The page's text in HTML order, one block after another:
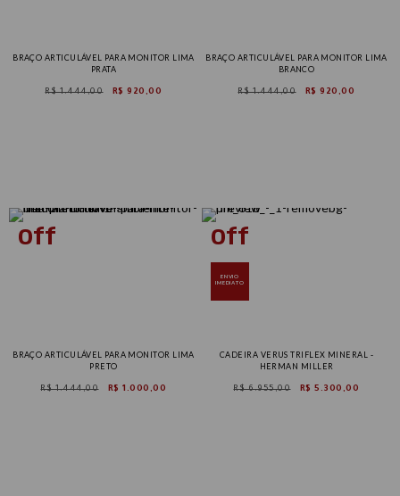
BRAÇO ARTICULÁVEL PARA MONITOR LIMA
PRATA
R$ 1.444,00 R$ 920,00
BRAÇO ARTICULÁVEL PARA MONITOR LIMA
BRANCO
R$ 1.444,00 R$ 920,00
BRAÇO ARTICULÁVEL PARA MONITOR LIMA
PRETO
R$ 1.444,00 R$ 1.000,00
CADEIRA VERUS TRIFLEX MINERAL -
HERMAN MILLER
R$ 6.955,00 R$ 5.300,00
ENVIO
IMEDIATO